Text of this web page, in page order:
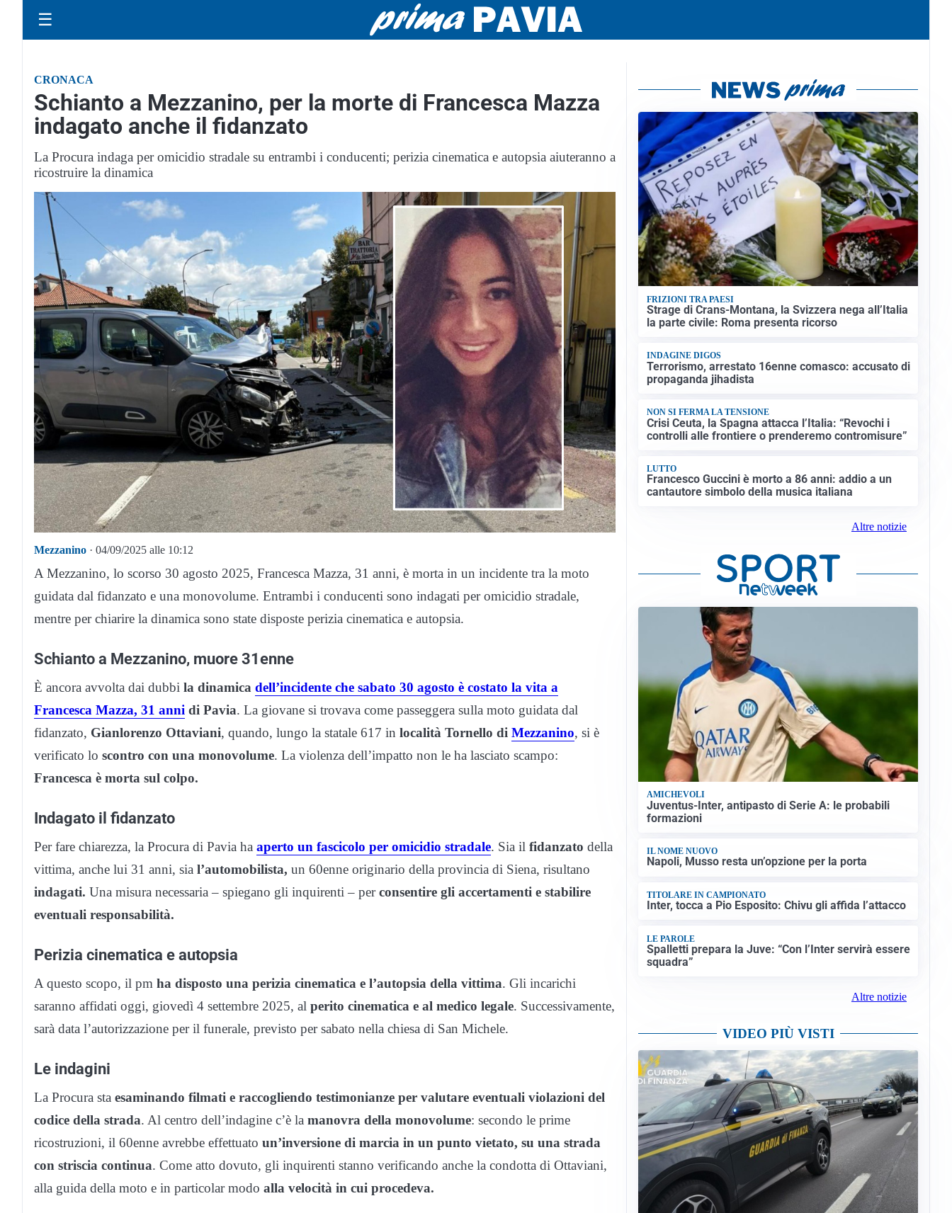
☰
CRONACA
Schianto a Mezzanino, per la morte di Francesca Mazza
indagato anche il fidanzato
La Procura indaga per omicidio stradale su entrambi i conducenti; perizia cinematica e autopsia aiuteranno a
ricostruire la dinamica
Mezzanino · 04/09/2025 alle 10:12
A Mezzanino, lo scorso 30 agosto 2025, Francesca Mazza, 31 anni, è morta in un incidente tra la moto
guidata dal fidanzato e una monovolume. Entrambi i conducenti sono indagati per omicidio stradale,
mentre per chiarire la dinamica sono state disposte perizia cinematica e autopsia.
Schianto a Mezzanino, muore 31enne
È ancora avvolta dai dubbi la dinamica dell’incidente che sabato 30 agosto è costato la vita a
Francesca Mazza, 31 anni di Pavia. La giovane si trovava come passeggera sulla moto guidata dal
fidanzato, Gianlorenzo Ottaviani, quando, lungo la statale 617 in località Tornello di Mezzanino, si è
verificato lo scontro con una monovolume. La violenza dell’impatto non le ha lasciato scampo:
Francesca è morta sul colpo.
Indagato il fidanzato
Per fare chiarezza, la Procura di Pavia ha aperto un fascicolo per omicidio stradale. Sia il fidanzato della
vittima, anche lui 31 anni, sia l’automobilista, un 60enne originario della provincia di Siena, risultano
indagati. Una misura necessaria – spiegano gli inquirenti – perconsentire gli accertamenti e stabilire
eventuali responsabilità.
Perizia cinematica e autopsia
A questo scopo, il pm ha disposto una perizia cinematica e l’autopsia della vittima. Gli incarichi
saranno affidati oggi, giovedì 4 settembre 2025, al perito cinematica e al medico legale. Successivamente,
sarà data l’autorizzazione per il funerale, previsto per sabato nella chiesa di San Michele.
Le indagini
La Procura sta esaminando filmati e raccogliendo testimonianze per valutare eventuali violazioni del
codice della strada. Al centro dell’indagine c’è la manovra della monovolume: secondo le prime
ricostruzioni, il 60enne avrebbe effettuato un’inversione di marcia in un punto vietato, su una strada
con striscia continua. Come atto dovuto, gli inquirenti stanno verificando anche la condotta di Ottaviani,
alla guida della moto e in particolar modo alla velocità in cui procedeva.
FRIZIONI TRA PAESI
Strage di Crans-Montana, la Svizzera nega all’Italia
la parte civile: Roma presenta ricorso
INDAGINE DIGOS
Terrorismo, arrestato 16enne comasco: accusato di
propaganda jihadista
NON SI FERMA LA TENSIONE
Crisi Ceuta, la Spagna attacca l’Italia: “Revochi i
controlli alle frontiere o prenderemo contromisure”
LUTTO
Francesco Guccini è morto a 86 anni: addio a un
cantautore simbolo della musica italiana
Altre notizie
AMICHEVOLI
Juventus-Inter, antipasto di Serie A: le probabili
formazioni
IL NOME NUOVO
Napoli, Musso resta un’opzione per la porta
TITOLARE IN CAMPIONATO
Inter, tocca a Pio Esposito: Chivu gli affida l’attacco
LE PAROLE
Spalletti prepara la Juve: “Con l’Inter servirà essere
squadra”
Altre notizie
VIDEO PIÙ VISTI